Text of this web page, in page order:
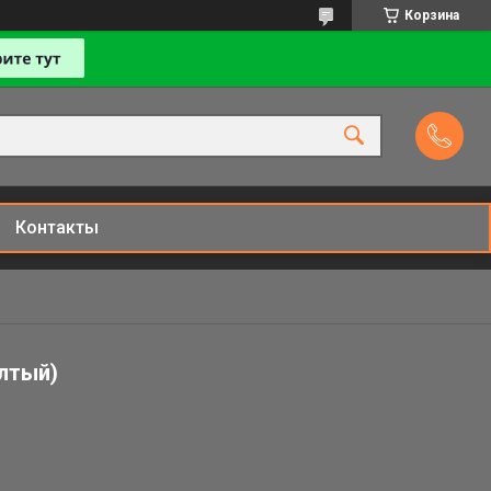
Корзина
Контакты